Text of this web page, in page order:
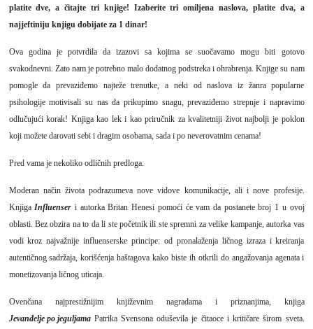
platite dve, a čitajte tri knjige! Izaberite tri omiljena naslova, platite dva, a
najjeftiniju knjigu dobijate za 1 dinar!
Ova godina je potvrdila da izazovi sa kojima se suočavamo mogu biti gotovo
svakodnevni. Zato nam je potrebno malo dodatnog podstreka i ohrabrenja. Knjige su nam
pomogle da prevaziđemo najteže trenutke, a neki od naslova iz žanra popularne
psihologije motivisali su nas da prikupimo snagu, prevaziđemo strepnje i napravimo
odlučujući korak! Knjiga kao lek i kao priručnik za kvalitetniji život najbolji je poklon
koji možete darovati sebi i dragim osobama, sada i po neverovatnim cenama!
Pred vama je nekoliko odličnih predloga.
Moderan način života podrazumeva nove vidove komunikacije, ali i nove profesije.
KnjigaInfluenser i autorka Britan Henesi pomoći će vam da postanete broj 1 u ovoj
oblasti. Bez obzira na to da li ste početnik ili ste spremni za velike kampanje, autorka vas
vodi kroz najvažnije influenserske principe: od pronalaženja ličnog izraza i kreiranja
autentičnog sadržaja, korišćenja haštagova kako biste ih otkrili do angažovanja agenata i
monetizovanja ličnog uticaja.
Ovenčana najprestižnijim književnim nagradama i priznanjima, knjiga
Jevanđelje po jeguljamaPatrika Svensona oduševila je čitaoce i kritičare širom sveta.